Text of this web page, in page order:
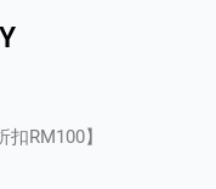
RM100】